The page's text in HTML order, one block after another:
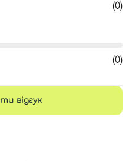
(0)
(0)
відгук